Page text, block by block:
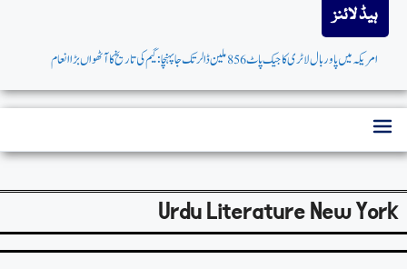
ہیڈ لائنز
امریکہ میں پاوربال لاٹری کاجیک پاٹ 856 ملین ڈالرتک جاپہنچا: گیم کی تاریخ کاآٹھواں بڑاانعام
Urdu Literature New York